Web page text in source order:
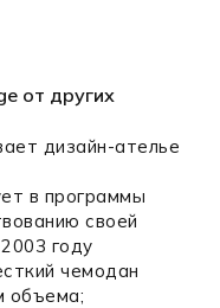
от других
дизайн-ателье
в программы
своей
году
чемодан
объема;